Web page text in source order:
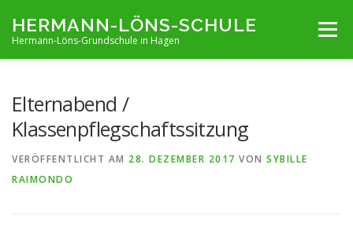
Inhalt
springen
HERMANN-LÖNS-SCHULE
Hermann-Löns-Grundschule in Hagen
Menü
Elternabend /
Klassenpflegschaftssitzung
VERÖFFENTLICHT AM 28. DEZEMBER 2017 VON SYBILLE
RAIMONDO